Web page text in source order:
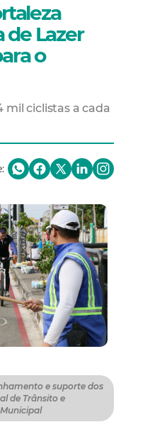
de Lazer
o
mil ciclistas a cada
e suporte dos
de Trânsito e